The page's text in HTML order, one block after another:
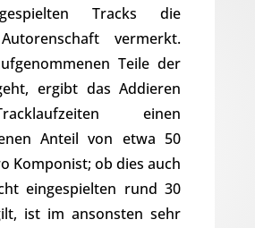
Tracks die
vermerkt.
Teile der
ergibt das Addieren
einen
Anteil von etwa 50
Komponist; ob dies auch
eingespielten rund 30
ist im ansonsten sehr